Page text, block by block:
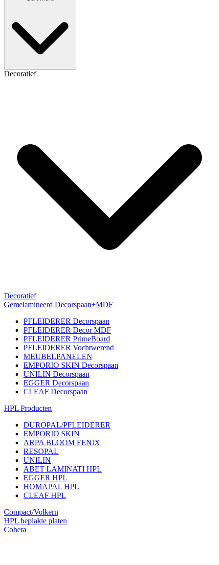
Decoratief
Decoratief
Gemelamineerd Decorspaan+MDF
PFLEIDERER Decorspaan
PFLEIDERER Decor MDF
PFLEIDERER PrimeBoard
PFLEIDERER Vochtwerend
MEUBELPANELEN
EMPORIO SKIN Decorspaan
UNILIN Decorspaan
EGGER Decorspaan
CLEAF Decorspaan
HPL Producten
DUROPAL/PFLEIDERER
EMPORIO SKIN
ARPA BLOOM FENIX
RESOPAL
UNILIN
ABET LAMINATI HPL
EGGER HPL
HOMAPAL HPL
CLEAF HPL
Compact/Volkern
HPL beplakte platen
Cohera